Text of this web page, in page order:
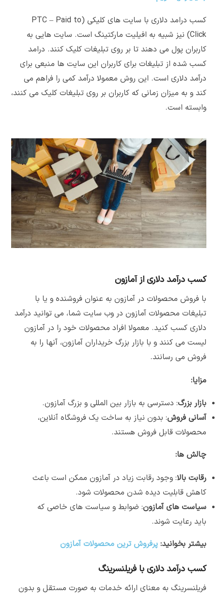
کسب درامد دلاری با سایت های کلیکی (PTC – Paid to
Click) نیز شبیه به افیلیت مارکتینگ است. سایت هایی به
کاربران پول می دهند تا بر روی تبلیغات کلیک کنند. درامد
کسب شده از تبلیغات برای کاربران این سایت ها منبعی برای
درآمد دلاری است. این روش معمولا درآمد کمی را فراهم می
کند و به میزان زمانی که کاربران بر روی تبلیغات کلیک می کنند،
وابسته است.
کسب درآمد دلاری از آمازون
با فروش محصولات در آمازون به عنوان فروشنده و یا با
تبلیغات محصولات آمازون در وب سایت شما، می توانید درآمد
دلاری کسب کنید. معمولا افراد محصولات خود را در آمازون
لیست می کنند و با بازار بزرگ خریداران آمازون، آنها را به
فروش می رسانند.
مزایا:
بازار بزرگ: دسترسی به بازار بین المللی و بزرگ آمازون.
آسانی فروش: بدون نیاز به ساخت یک فروشگاه آنلاین،
محصولات قابل فروش هستند.
چالش ها:
رقابت بالا: وجود رقابت زیاد در آمازون ممکن است باعث
کاهش قابلیت دیده شدن محصولات شود.
سیاست های آمازون: ضوابط و سیاست های خاصی که
باید رعایت شوند.
بیشتر بخوانید:پرفروش ترین محصولات آمازون
کسب درآمد دلاری با فریلنسرینگ
فریلنسرینگ به معنای ارائه خدمات به صورت مستقل و بدون